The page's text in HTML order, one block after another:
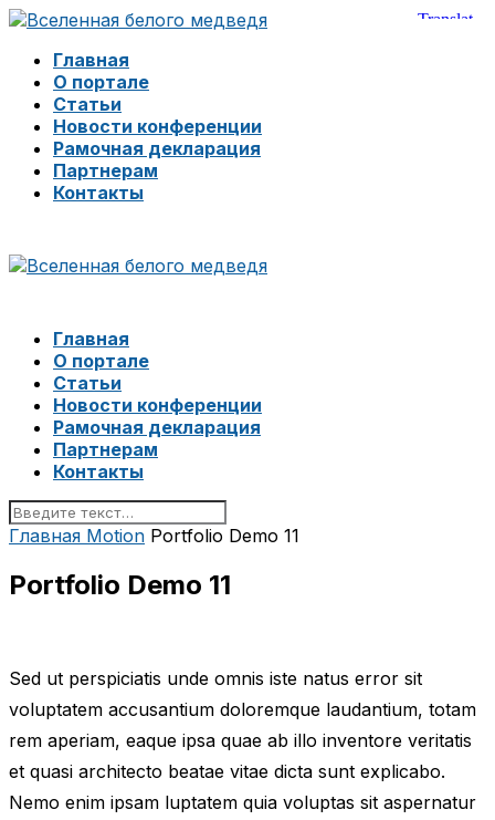
Главная
О портале
Статьи
Новости конференции
Рамочная декларация
Партнерам
Контакты
Главная
О портале
Статьи
Новости конференции
Рамочная декларация
Партнерам
Контакты
Главная Motion Portfolio Demo 11
Portfolio Demo 11
Sed ut perspiciatis unde omnis iste natus error sit
voluptatem accusantium doloremque laudantium, totam
rem aperiam, eaque ipsa quae ab illo inventore veritatis
et quasi architecto beatae vitae dicta sunt explicabo.
Nemo enim ipsam luptatem quia voluptas sit aspernatur